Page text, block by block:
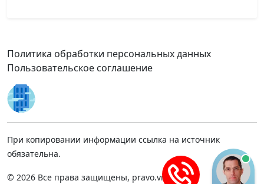
Политика обработки персональных данных
Пользовательское соглашение
При копировании информации ссылка на источник
обязательна.
© 2026 Все права защищены, pravo.vnmsk.ru.